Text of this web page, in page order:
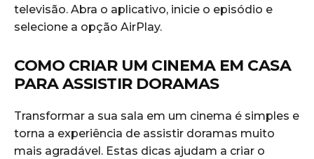
televisão. Abra o aplicativo, inicie o episódio e
selecione a opção AirPlay.
COMO CRIAR UM CINEMA EM CASA
PARA ASSISTIR DORAMAS
Transformar a sua sala em um cinema é simples e
torna a experiência de assistir doramas muito
mais agradável. Estas dicas ajudam a criar o